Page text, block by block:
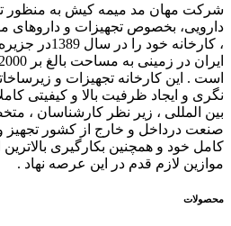
شرکت مهان مد میمه کیش به منظور
دارویی، بخصوص تجهیزات و داروهای
، کارخانه خود
است . این کارخانه تجهیزات و
نگری و ایجاد ظرفیت بالا و کیفیتی
بین المللی ، زیر نظر کارشناسان ،
صنعت درداخل و خارج از کشور تجهیز و
کامل خود و همچنین بکارگیری
موازین لازم قدم در این عرصه نهاد .
محصولات